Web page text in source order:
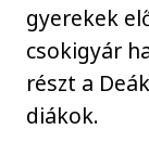
gyerekek
csokigyár
részt a
diákok.